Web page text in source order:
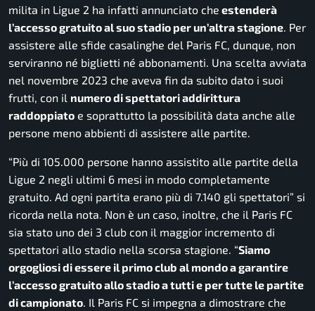
milita in Ligue 2 ha infatti annunciato che estenderà
l’accesso gratuito al suo stadio per un’altra stagione. Per
assistere alle sfide casalinghe del Paris FC, dunque, non
serviranno né biglietti né abbonamenti. Una scelta avviata
nel novembre 2023 che aveva fin da subito dato i suoi
frutti, con il numero di spettatori addirittura
raddoppiato e soprattutto la possibilità data anche alle
persone meno abbienti di assistere alle partite.
“Più di 105.000 persone hanno assistito alle partite della
Ligue 2 negli ultimi 6 mesi in modo completamente
gratuito. Ad ogni partita erano più di 7.140 gli spettatori” si
ricorda nella nota. Non è un caso, inoltre, che il Paris FC
sia stato uno dei 3 club con il maggior incremento di
spettatori allo stadio nella scorsa stagione. “Siamo
orgogliosi di essere il primo club al mondo a garantire
l’accesso gratuito allo stadio a tutti e per tutte le partite
di campionato. Il Paris FC si impegna a dimostrare che